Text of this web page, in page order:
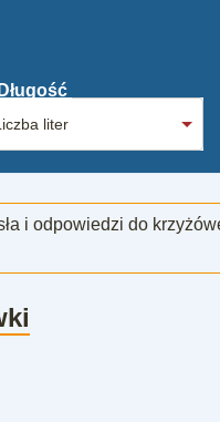
Długość
i odpowiedzi do